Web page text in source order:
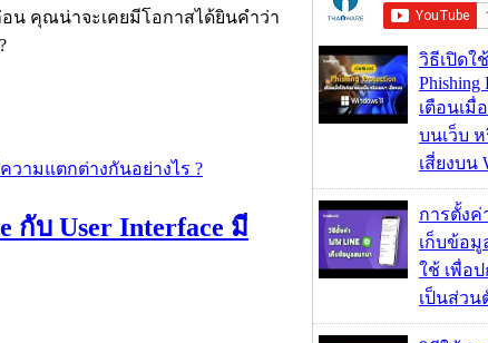
น คุณน่าจะเคยมีโอกาสได้ยินคำว่า
กับ User Interface มี
วิธีเปิดใ
Phishing
เตือนเมื่
บนเว็บ
เสี่ยงบน
การตั้งค่
เก็บข้อ
ใช้ เพื่อ
เป็นส่ว